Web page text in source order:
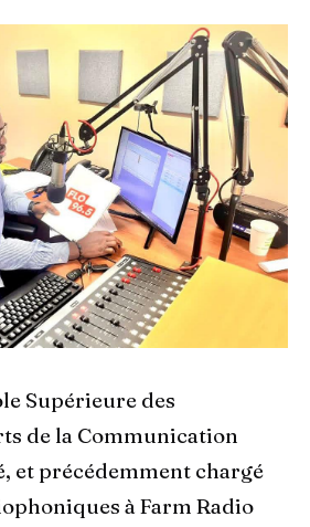
Supérieure des
de la Communication
et précédemment chargé
à Farm Radio